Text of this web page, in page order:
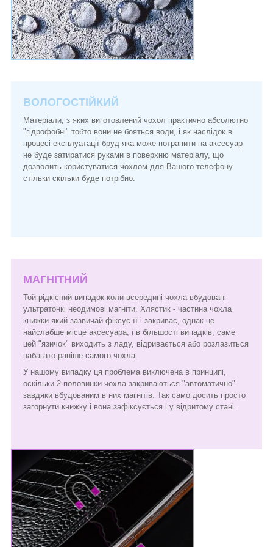
ВОЛОГОСТІЙКИЙ
Матеріали, з яких виготовлений чохол практично абсолютно
"гідрофобні" тобто вони не бояться води, і як наслідок в
процесі експлуатації бруд яка може потрапити на аксесуар
не буде затиратися руками в поверхню матеріалу, що
дозволить користуватися чохлом для Вашого телефону
стільки скільки буде потрібно.
МАГНІТНИЙ
Той рідкісний випадок коли всередині чохла вбудовані
ультратонкі неодимові магніти. Хлястик - частина чохла
книжки який зазвичай фіксує її і закриває, однак це
найслабше місце аксесуара, і в більшості випадків, саме
цей "язичок" виходить з ладу, відривається або розлазиться
набагато раніше самого чохла.
У нашому випадку ця проблема виключена в принципі,
оскільки 2 половинки чохла закриваються "автоматично"
завдяки вбудованим в них магнітів. Так само досить просто
загорнути книжку і вона зафіксується і у відритому стані.